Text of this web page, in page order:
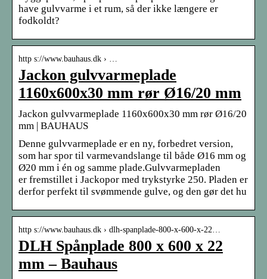
have gulvvarme i et rum, så der ikke længere er
fodkoldt?
http s://www.bauhaus.dk › …
Jackon gulvvarmeplade
1160x600x30 mm rør Ø16/20 mm
Jackon gulvvarmeplade 1160x600x30 mm rør Ø16/20
mm | BAUHAUS
Denne gulvvarmeplade er en ny, forbedret version,
som har spor til varmevandslange til både Ø16 mm og
Ø20 mm i én og samme plade.Gulvvarmepladen
er fremstillet i Jackopor med trykstyrke 250. Pladen er
derfor perfekt til svømmende gulve, og den gør det hu
http s://www.bauhaus.dk › dlh-spanplade-800-x-600-x-22…
DLH Spånplade 800 x 600 x 22
mm – Bauhaus